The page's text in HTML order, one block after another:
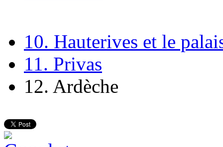
10. Hauterives et le
11. Privas
12. Ardèche